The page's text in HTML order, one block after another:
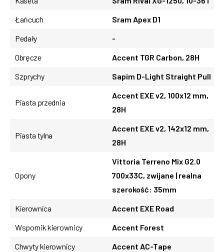
Łańcuch
Sram Apex D1
Pedały
-
Obręcze
Accent TGR Carbon, 28H
Szprychy
Sapim D-Light Straight Pull
Piasta przednia
Accent EXE v2, 100x12 mm,
28H
Piasta tylna
Accent EXE v2, 142x12 mm,
28H
Opony
Vittoria Terreno Mix G2.0
700x33C, zwijane | realna
szerokość: 35mm
Kierownica
Accent EXE Road
Wspornik kierownicy
Accent Forest
Chwyty kierownicy
Accent AC-Tape